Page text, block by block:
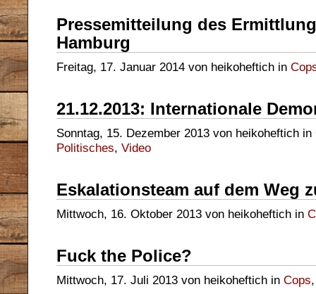
Pressemitteilung des
Hamburg
Freitag, 17. Januar 2014 von heikoheftich in
21.12.2013: Internationale
Sonntag, 15. Dezember 2013 von heikoheftich in
Politisches, Video
Eskalationsteam auf dem Weg
Mittwoch, 16. Oktober 2013 von heikoheftich in
Fuck the Police?
Mittwoch, 17. Juli 2013 von heikoheftich in Cops